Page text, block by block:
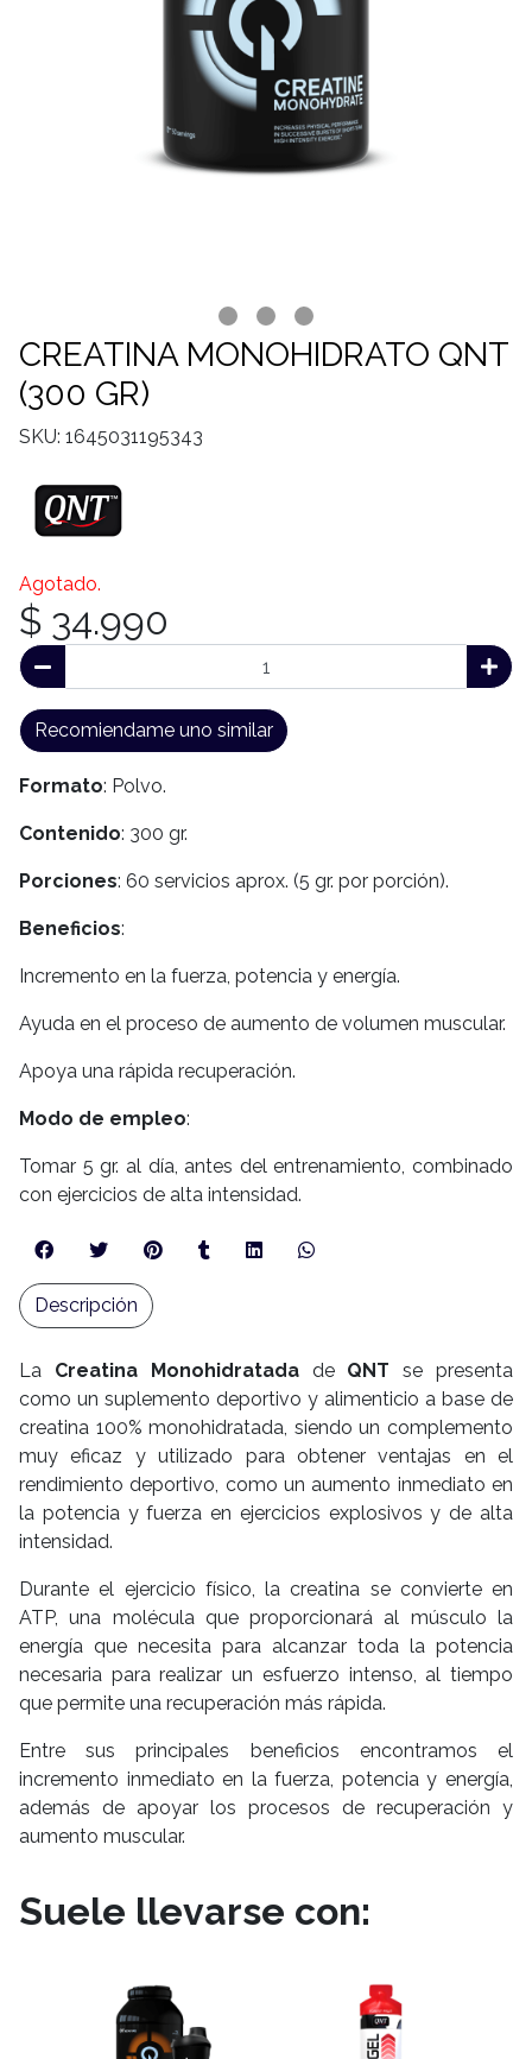
CREATINA MONOHIDRATO QNT
(300 GR)
SKU: 1645031195343
Agotado.
$ 34.990
Recomiendame uno similar
Formato: Polvo.
Contenido: 300 gr.
Porciones: 60 servicios aprox. (5 gr. por porción).
Beneficios:
Incremento en la fuerza, potencia y energía.
Ayuda en el proceso de aumento de volumen muscular.
Apoya una rápida recuperación.
Modo de empleo:
Tomar 5 gr. al día, antes del entrenamiento, combinado
con ejercicios de alta intensidad.
La Creatina Monohidratadade QNT se presenta
como un suplemento deportivo y alimenticio a base de
creatina 100% monohidratada, siendo un complemento
muy eficaz y utilizado para obtener ventajas en el
rendimiento deportivo, como un aumento inmediato en
la potencia y fuerza en ejercicios explosivos y de alta
intensidad.
Durante el ejercicio físico, la creatina se convierte en
ATP, una molécula que proporcionará al músculo la
energía que necesita para alcanzar toda la potencia
necesaria para realizar un esfuerzo intenso, al tiempo
que permite una recuperación más rápida.
Entre sus principales beneficios encontramos el
incremento inmediato en la fuerza, potencia y energía,
además de apoyar los procesos de recuperación y
aumento muscular.
Descripción
Suele llevarse con: